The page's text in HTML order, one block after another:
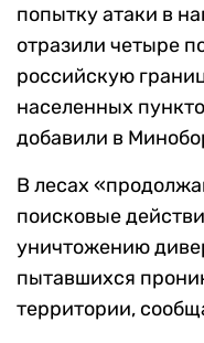
попытку атаки в
отразили четыре
российскую
населенных
добавили в
В лесах
поисковые
уничтожению
пытавшихся
территории,